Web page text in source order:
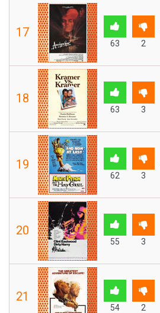
17
63 2
18
63 3
19
62 3
20
55 3
21
54 2